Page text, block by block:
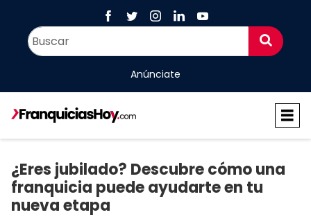
Anúnciate
¿Eres jubilado? Descubre cómo una
franquicia puede ayudarte en tu
nueva etapa